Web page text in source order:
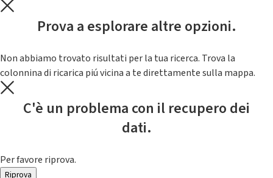
Prova a esplorare altre opzioni.
Non abbiamo trovato risultati per la tua ricerca. Trova la
colonnina di ricarica piú vicina a te direttamente sulla mappa.
C'è un problema con il recupero dei
dati.
Per favore riprova.
Riprova